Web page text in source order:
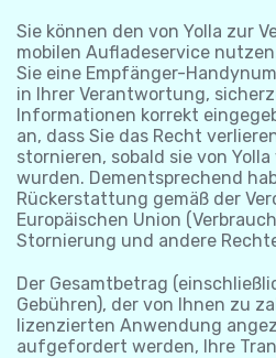
Sie können den von Yolla zur
mobilen Aufladeservice
Sie eine Empfänger-
in Ihrer Verantwortung,
Informationen korrekt
an, dass Sie das Recht
stornieren, sobald sie von
wurden. Dementsprechend
Rückerstattung gemäß der
Europäischen Union
Stornierung und andere
Der Gesamtbetrag
Gebühren), der von Ihnen zu
lizenzierten Anwendung
aufgefordert werden, Ihre